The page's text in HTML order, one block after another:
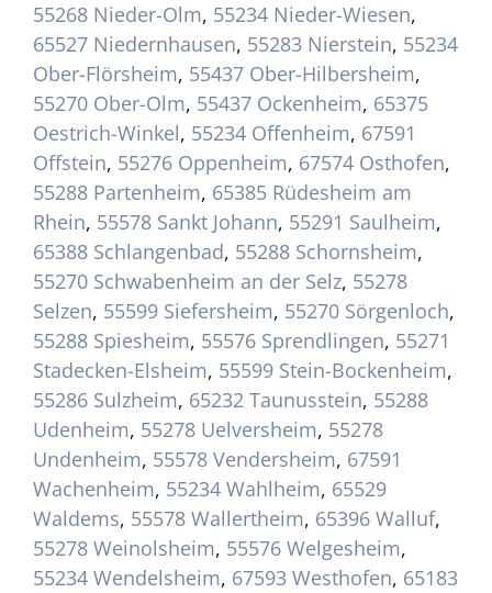
55268 Nieder-Olm, 55234 Nieder-Wiesen,
65527 Niedernhausen, 55283 Nierstein, 55234
Ober-Flörsheim, 55437 Ober-Hilbersheim,
55270 Ober-Olm, 55437 Ockenheim, 65375
Oestrich-Winkel, 55234 Offenheim, 67591
Offstein, 55276 Oppenheim, 67574 Osthofen,
55288 Partenheim, 65385 Rüdesheim am
Rhein, 55578 Sankt Johann, 55291 Saulheim,
65388 Schlangenbad, 55288 Schornsheim,
55270 Schwabenheim an der Selz, 55278
Selzen, 55599 Siefersheim, 55270 Sörgenloch,
55288 Spiesheim, 55576 Sprendlingen, 55271
Stadecken-Elsheim, 55599 Stein-Bockenheim,
55286 Sulzheim, 65232 Taunusstein, 55288
Udenheim, 55278 Uelversheim, 55278
Undenheim, 55578 Vendersheim, 67591
Wachenheim, 55234 Wahlheim, 65529
Waldems, 55578 Wallertheim, 65396 Walluf,
55278 Weinolsheim, 55576 Welgesheim,
55234 Wendelsheim, 67593 Westhofen, 65183